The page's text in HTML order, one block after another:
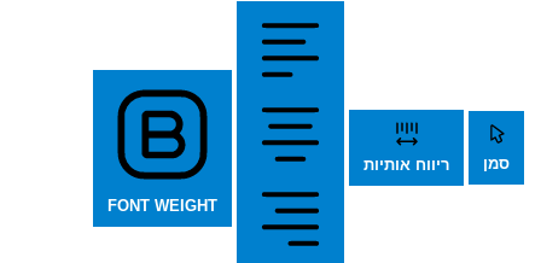
סמן ריווח אותיות
FONT WEIGHT